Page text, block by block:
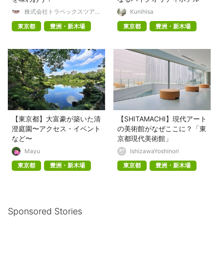
株式会社トラベックスツアー
ズ
東京都
豊洲・新木場
Kunihisa
東京都
豊洲・新木場
【東京都】大富豪が築いた清
澄庭園〜アクセス・イベント
など〜
Mayu
東京都
豊洲・新木場
【SHITAMACHI】現代アート
の美術館がなぜここに？「東
京都現代美術館」
IshizawaYoshinori
東京都
豊洲・新木場
Sponsored Stories